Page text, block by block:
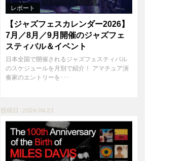
レポート
【ジャズフェスカレンダー2026】
7月／8月／9月開催のジャズフェ
スティバル＆イベント
日本全国で開催されるジャズフェスティバル
のスケジュールを月別で紹介！ アマチュア演
奏家のエントリーを･･･
投稿日 : 2026.04.21